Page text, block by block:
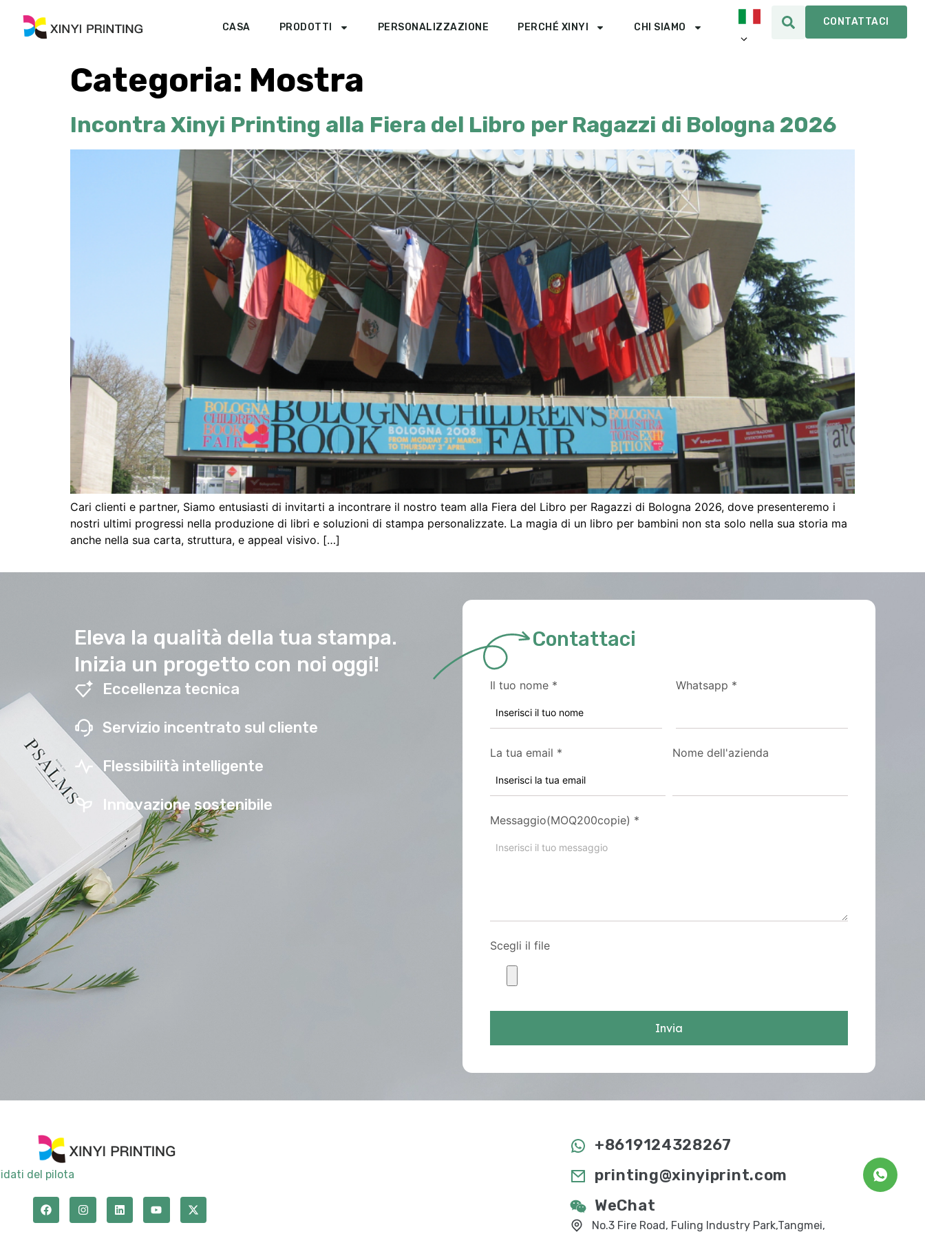
CASA PRODOTTI PERSONALIZZAZIONE PERCHÉ XINYI CHI SIAMO CONTATTACI
Categoria: Mostra
Incontra Xinyi Printing alla Fiera del Libro per Ragazzi di Bologna 2026
Cari clienti e partner, Siamo entusiasti di invitarti a incontrare il nostro team alla Fiera del Libro per Ragazzi di Bologna 2026, dove presenteremo i
nostri ultimi progressi nella produzione di libri e soluzioni di stampa personalizzate. La magia di un libro per bambini non sta solo nella sua storia ma
anche nella sua carta, struttura, e appeal visivo. […]
Eleva la qualità della tua stampa.
Inizia un progetto con noi oggi!
Eccellenza tecnica
Servizio incentrato sul cliente
Flessibilità intelligente
Innovazione sostenibile
Contattaci
Il tuo nome * Whatsapp *
La tua email * Nome dell'azienda
Messaggio(MOQ200copie) *
Scegli il file
Invia
del pilota
+8619124328267
printing@xinyiprint.com
WeChat
No.3 Fire Road, Fuling Industry Park,Tangmei,